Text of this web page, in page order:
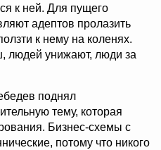
к ней. Для пущего
адептов пролазить
к нему на коленях.
людей унижают, люди за
поднял
тему, которая
Бизнес-схемы с
потому что никого